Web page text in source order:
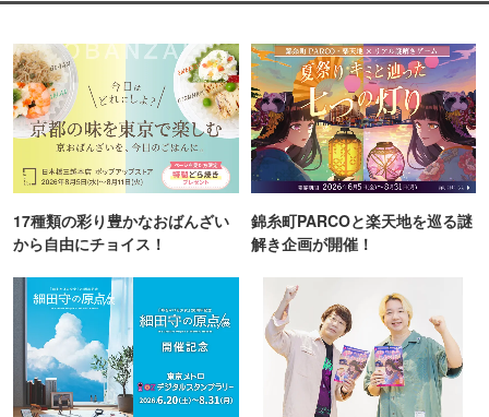
17種類の彩り豊かなおばんざい
から自由にチョイス！
錦糸町PARCOと楽天地を巡る謎
解き企画が開催！